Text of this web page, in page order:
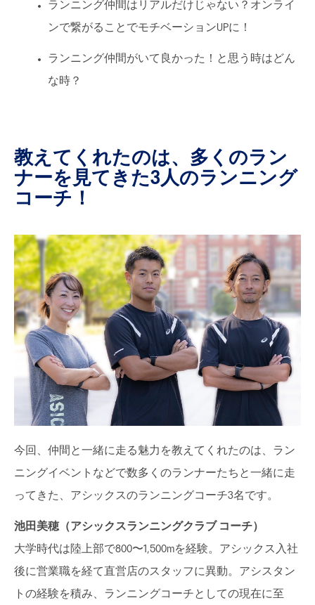
ランニング仲間はリアルだけじゃない？オンライ
ンで繋がることでモチベーションUPに！
ランニング仲間がいて良かった！と思う時はどん
な時？
教えてくれたのは、多くのラン
ナーを見てきた3人のランニング
コーチ！
今回、仲間と一緒に走る魅力を教えてくれたのは、ラン
ニングイベントなどで数多くのランナーたちと一緒に走
ってきた、アシックスのランニングコーチ3名です。
池田美穂（アシックスランニングクラブ コーチ）
大学時代は陸上部で800〜1,500mを経験。アシックス入社
後に営業職を経て直営店のスタッフに異動。アシスタン
トの経験を積み、ランニングコーチとしての現在に至